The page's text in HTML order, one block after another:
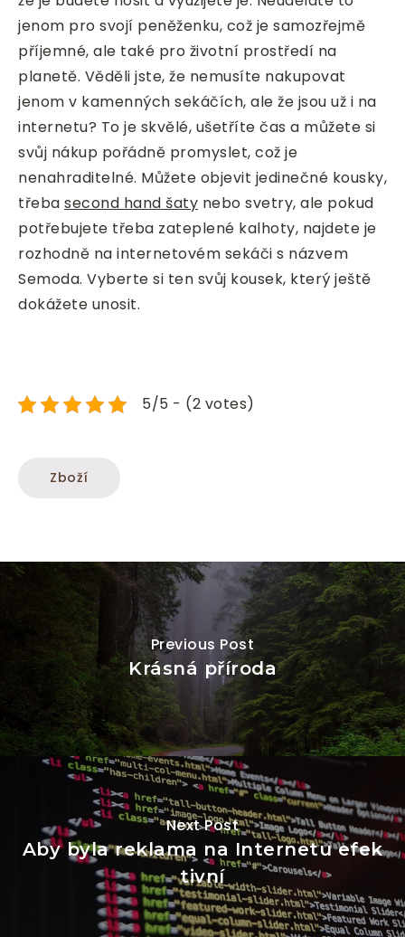
jenom pro svojí peněženku, což je samozřejmě
příjemné, ale také pro životní prostředí na
planetě. Věděli jste, že nemusíte nakupovat
jenom v kamenných sekáčích, ale že jsou už i na
internetu? To je skvělé, ušetříte čas a můžete si
svůj nákup pořádně promyslet, což je
nenahraditelné. Můžete objevit jedinečné kousky,
třeba second hand šaty nebo svetry, ale pokud
potřebujete třeba zateplené kalhoty, najdete je
rozhodně na internetovém sekáči s názvem
Semoda. Vyberte si ten svůj kousek, který ještě
dokážete unosit.
5/5 - (2 votes)
Zboží
Previous Post
Krásná příroda
Next Post
Aby byla reklama na Internetu efek
tivní